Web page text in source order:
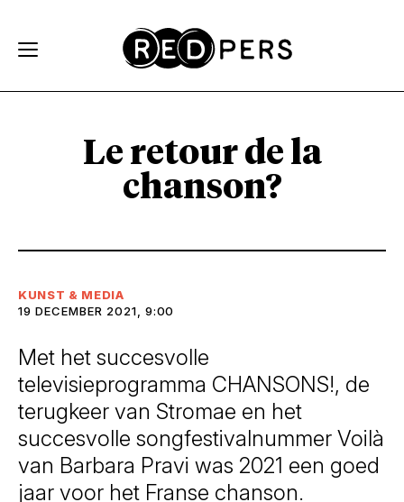
Le retour de la
chanson?
KUNST & MEDIA
19 DECEMBER 2021, 9:00
Met het succesvolle
televisieprogramma CHANSONS!, de
terugkeer van Stromae en het
succesvolle songfestivalnummer Voilà
van Barbara Pravi was 2021 een goed
jaar voor het Franse chanson.